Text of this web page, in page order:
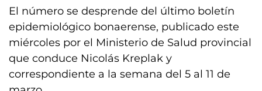
El número se desprende del último boletín
epidemiológico bonaerense, publicado este
miércoles por el Ministerio de Salud provincial
que conduce Nicolás Kreplak y
correspondiente a la semana del 5 al 11 de